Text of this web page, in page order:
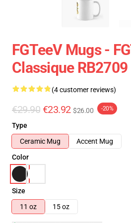
FGTeeV Mugs -
Classique RB2709
(4 customer reviews)
€29.90 €23.92 $26.00 -20%
Type
Ceramic Mug
Accent Mug
Color
Size
11 oz
15 oz